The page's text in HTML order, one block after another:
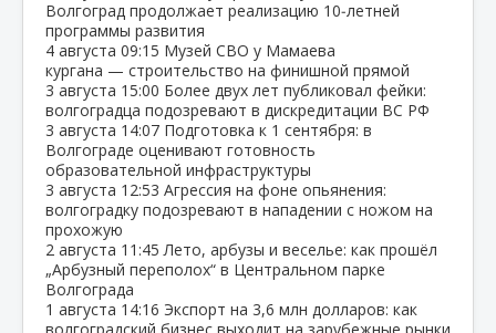
Волгоград продолжает реализацию 10‑летней
программы развития
4 августа 09:15 Музей СВО у Мамаева
кургана — строительство на финишной прямой
3 августа 15:00 Более двух лет публиковал фейки:
волгоградца подозревают в дискредитации ВС РФ
3 августа 14:07 Подготовка к 1 сентября: в
Волгограде оценивают готовность
образовательной инфраструктуры
3 августа 12:53 Агрессия на фоне опьянения:
волгоградку подозревают в нападении с ножом на
прохожую
2 августа 11:45 Лето, арбузы и веселье: как прошёл
„Арбузный переполох“ в Центральном парке
Волгограда
1 августа 14:16 Экспорт на 3,6 млн долларов: как